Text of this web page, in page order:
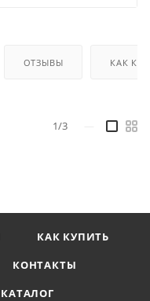
ОТЗЫВЫ КАК
1/3
КАК КУПИТЬ
КОНТАКТЫ
КАТАЛОГ